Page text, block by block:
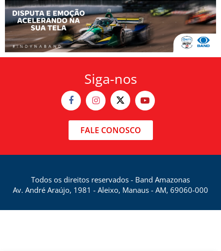
Siga-nos
FALE CONOSCO
Todos os direitos reservados - Band Amazonas
Av. André Araújo, 1981 - Aleixo, Manaus - AM, 69060-000